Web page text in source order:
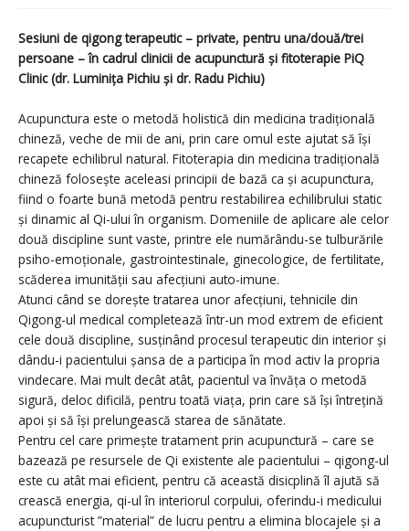
Sesiuni de qigong terapeutic – private, pentru una/două/trei
persoane – în cadrul clinicii de acupunctură și fitoterapie PiQ
Clinic (dr. Luminița Pichiu și dr. Radu Pichiu)
Acupunctura este o metodă holistică din medicina tradițională
chineză, veche de mii de ani, prin care omul este ajutat să își
recapete echilibrul natural. Fitoterapia din medicina tradițională
chineză folosește aceleasi principii de bază ca și acupunctura,
fiind o foarte bună metodă pentru restabilirea echilibrului static
și dinamic al Qi-ului în organism. Domeniile de aplicare ale celor
două discipline sunt vaste, printre ele numărându-se tulburările
psiho-emoționale, gastrointestinale, ginecologice, de fertilitate,
scăderea imunității sau afecțiuni auto-imune.
Atunci când se dorește tratarea unor afecțiuni, tehnicile din
Qigong-ul medical completează într-un mod extrem de eficient
cele două discipline, susținând procesul terapeutic din interior și
dându-i pacientului șansa de a participa în mod activ la propria
vindecare. Mai mult decât atât, pacientul va învăța o metodă
sigură, deloc dificilă, pentru toată viața, prin care să își întrețină
apoi și să își prelungească starea de sănătate.
Pentru cel care primește tratament prin acupunctură – care se
bazează pe resursele de Qi existente ale pacientului – qigong-ul
este cu atât mai eficient, pentru că această disicplină îl ajută să
crească energia, qi-ul în interiorul corpului, oferindu-i medicului
acupuncturist ”material” de lucru pentru a elimina blocajele și a